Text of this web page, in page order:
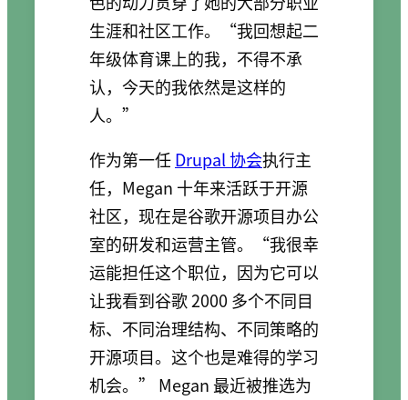
生涯和社区工作。“我回想起二
年级体育课上的我，不得不承
认，今天的我依然是这样的
人。”
作为第一任Drupal 协会执行主
任，Megan 十年来活跃于开源
社区，现在是谷歌开源项目办公
室的研发和运营主管。“我很幸
运能担任这个职位，因为它可以
让我看到谷歌 2000 多个不同目
标、不同治理结构、不同策略的
开源项目。这个也是难得的学习
机会。” Megan 最近被推选为